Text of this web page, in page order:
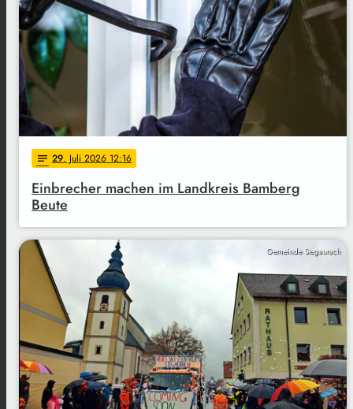
notes 29. Juli 2026 12:16
Einbrecher machen im Landkreis Bamberg
Beute
Gemeinde Stegaurach